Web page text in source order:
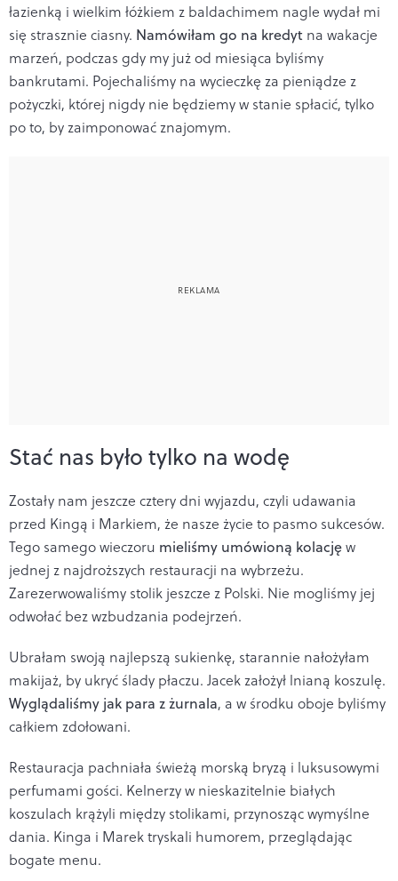
łazienką i wielkim łóżkiem z baldachimem nagle wydał mi
się strasznie ciasny. Namówiłam go na kredyt na wakacje
marzeń, podczas gdy my już od miesiąca byliśmy
bankrutami. Pojechaliśmy na wycieczkę za pieniądze z
pożyczki, której nigdy nie będziemy w stanie spłacić, tylko
po to, by zaimponować znajomym.
Stać nas było tylko na wodę
Zostały nam jeszcze cztery dni wyjazdu, czyli udawania
przed Kingą i Markiem, że nasze życie to pasmo sukcesów.
Tego samego wieczoru mieliśmy umówioną kolacjęw
jednej z najdroższych restauracji na wybrzeżu.
Zarezerwowaliśmy stolik jeszcze z Polski. Nie mogliśmy jej
odwołać bez wzbudzania podejrzeń.
Ubrałam swoją najlepszą sukienkę, starannie nałożyłam
makijaż, by ukryć ślady płaczu. Jacek założył lnianą koszulę.
Wyglądaliśmy jak para z żurnala, a w środku oboje byliśmy
całkiem zdołowani.
Restauracja pachniała świeżą morską bryzą i luksusowymi
perfumami gości. Kelnerzy w nieskazitelnie białych
koszulach krążyli między stolikami, przynosząc wymyślne
dania. Kinga i Marek tryskali humorem, przeglądając
bogate menu.